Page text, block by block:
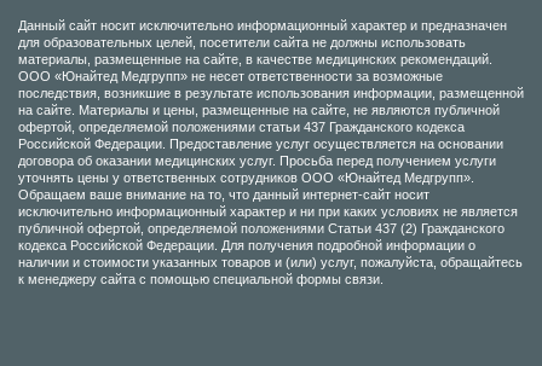
Данный сайт носит исключительно информационный характер и предназначен
для образовательных целей, посетители сайта не должны использовать
материалы, размещенные на сайте, в качестве медицинских рекомендаций.
ООО «Юнайтед Медгрупп» не несет ответственности за возможные
последствия, возникшие в результате использования информации, размещенной
на сайте. Материалы и цены, размещенные на сайте, не являются публичной
офертой, определяемой положениями статьи 437 Гражданского кодекса
Российской Федерации. Предоставление услуг осуществляется на основании
договора об оказании медицинских услуг. Просьба перед получением услуги
уточнять цены у ответственных сотрудников ООО «Юнайтед Медгрупп».
Обращаем ваше внимание на то, что данный интернет-сайт носит
исключительно информационный характер и ни при каких условиях не является
публичной офертой, определяемой положениями Статьи 437 (2) Гражданского
кодекса Российской Федерации. Для получения подробной информации о
наличии и стоимости указанных товаров и (или) услуг, пожалуйста, обращайтесь
к менеджеру сайта с помощью специальной формы связи.